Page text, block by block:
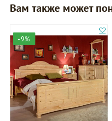
Вам также может
-9%